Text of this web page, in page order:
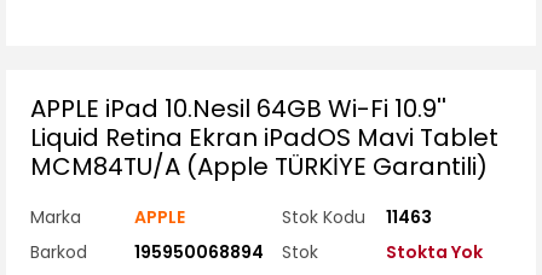
APPLE iPad 10.Nesil 64GB Wi-Fi 10.9''
Liquid Retina Ekran iPadOS Mavi Tablet
MCM84TU/A (Apple TÜRKİYE Garantili)
Marka APPLE Stok Kodu
11463
Barkod
195950068894 Stok Stokta Yok